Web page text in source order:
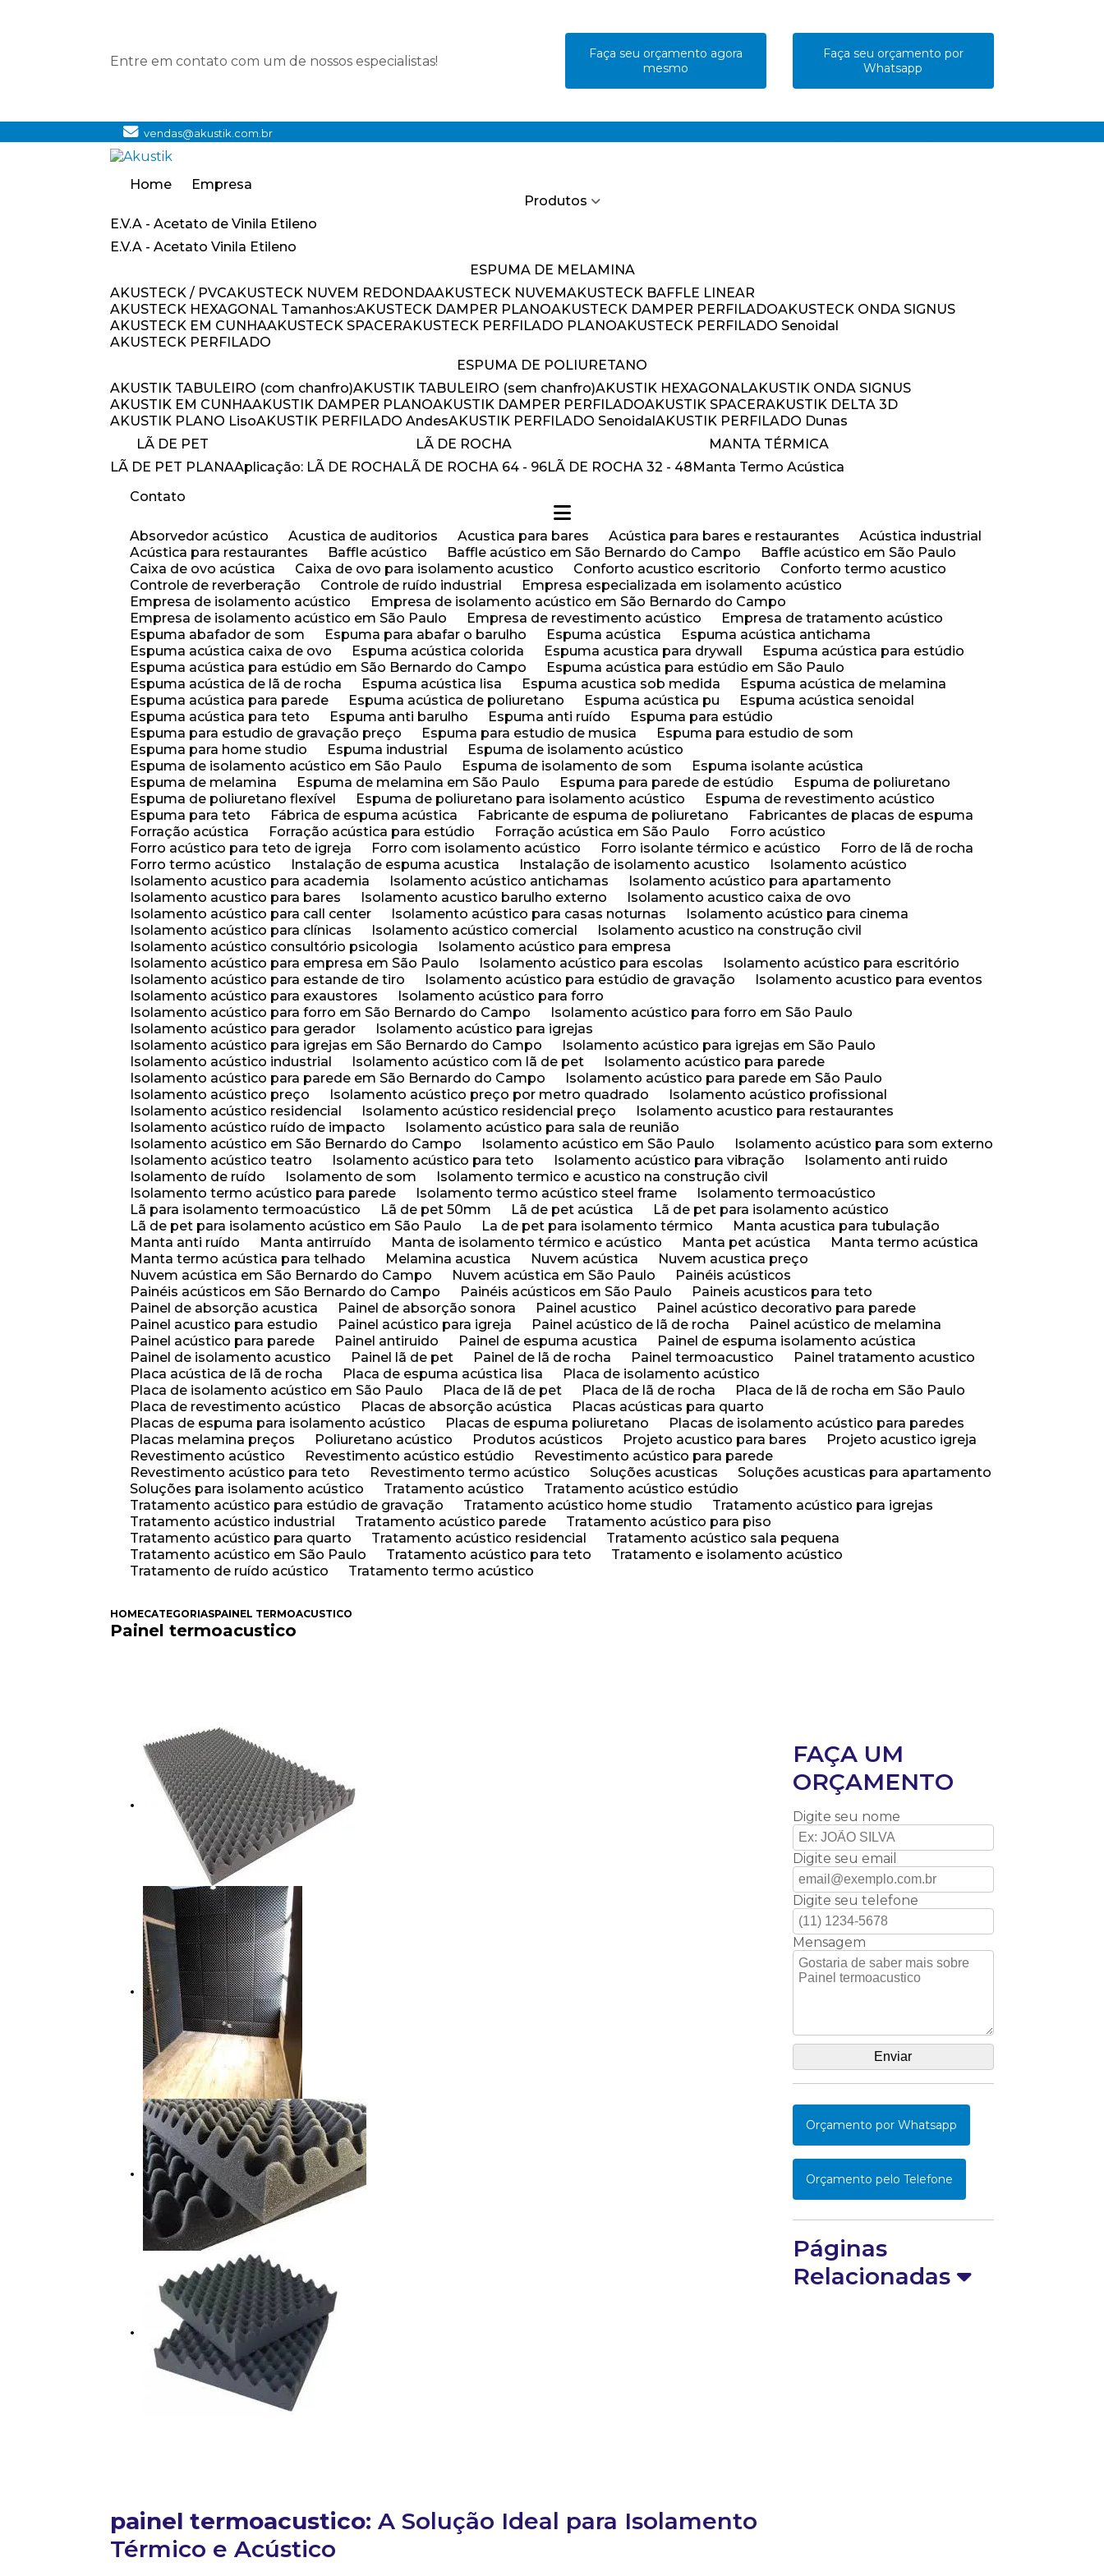
Entre em contato com um de nossos especialistas!
Faça seu orçamento agora
mesmo
Faça seu orçamento por
Whatsapp
vendas@akustik.com.br
Home
Empresa
Produtos
E.V.A - Acetato de Vinila Etileno
E.V.A - Acetato Vinila Etileno
ESPUMA DE MELAMINA
AKUSTECK / PVC
AKUSTECK NUVEM REDONDA AKUSTECK NUVEM
AKUSTECK BAFFLE LINEAR
AKUSTECK HEXAGONAL Tamanhos:
AKUSTECK DAMPER PLANO AKUSTECK DAMPER PERFILADO
AKUSTECK ONDA SIGNUS
AKUSTECK EM CUNHA
AKUSTECK SPACER AKUSTECK PERFILADO PLANO
AKUSTECK PERFILADO Senoidal
AKUSTECK PERFILADO
ESPUMA DE POLIURETANO
AKUSTIK TABULEIRO (com chanfro)
AKUSTIK TABULEIRO (sem chanfro) AKUSTIK HEXAGONAL
AKUSTIK ONDA SIGNUS
AKUSTIK EM CUNHA
AKUSTIK DAMPER PLANO AKUSTIK DAMPER PERFILADO AKUSTIK SPACER
AKUSTIK DELTA 3D
AKUSTIK PLANO Liso
AKUSTIK PERFILADO Andes AKUSTIK PERFILADO Senoidal
AKUSTIK PERFILADO Dunas
LÃ DE PET
LÃ DE PET PLANA
LÃ DE ROCHA
Aplicação: LÃ DE ROCHA LÃ DE ROCHA 64 - 96 LÃ DE ROCHA 32 - 48
MANTA TÉRMICA
Manta Termo Acústica
Contato
Absorvedor acústico Acustica de auditorios Acustica para bares Acústica para bares e restaurantes
Acústica industrial
Acústica para restaurantes
Baffle acústico Baffle acústico em São Bernardo do Campo
Baffle acústico em São Paulo
Caixa de ovo acústica
Caixa de ovo para isolamento acustico Conforto acustico escritorio
Conforto termo acustico
Controle de reverberação
Controle de ruído industrial
Empresa especializada em isolamento acústico
Empresa de isolamento acústico
Empresa de isolamento acústico em São Bernardo do Campo
Empresa de isolamento acústico em São Paulo
Empresa de revestimento acústico
Empresa de tratamento acústico
Espuma abafador de som
Espuma para abafar o barulho Espuma acústica
Espuma acústica antichama
Espuma acústica caixa de ovo
Espuma acústica colorida Espuma acustica para drywall
Espuma acústica para estúdio
Espuma acústica para estúdio em São Bernardo do Campo
Espuma acústica para estúdio em São Paulo
Espuma acústica de lã de rocha
Espuma acústica lisa Espuma acustica sob medida
Espuma acústica de melamina
Espuma acústica para parede
Espuma acústica de poliuretano Espuma acústica pu
Espuma acústica senoidal
Espuma acústica para teto
Espuma anti barulho Espuma anti ruído
Espuma para estúdio
Espuma para estudio de gravação preço
Espuma para estudio de musica
Espuma para estudio de som
Espuma para home studio
Espuma industrial
Espuma de isolamento acústico
Espuma de isolamento acústico em São Paulo
Espuma de isolamento de som
Espuma isolante acústica
Espuma de melamina
Espuma de melamina em São Paulo Espuma para parede de estúdio
Espuma de poliuretano
Espuma de poliuretano flexível
Espuma de poliuretano para isolamento acústico
Espuma de revestimento acústico
Espuma para teto
Fábrica de espuma acústica Fabricante de espuma de poliuretano
Fabricantes de placas de espuma
Forração acústica
Forração acústica para estúdio Forração acústica em São Paulo
Forro acústico
Forro acústico para teto de igreja
Forro com isolamento acústico Forro isolante térmico e acústico
Forro de lã de rocha
Forro termo acústico
Instalação de espuma acustica Instalação de isolamento acustico
Isolamento acústico
Isolamento acustico para academia
Isolamento acústico antichamas
Isolamento acústico para apartamento
Isolamento acustico para bares
Isolamento acustico barulho externo
Isolamento acustico caixa de ovo
Isolamento acústico para call center
Isolamento acústico para casas noturnas
Isolamento acústico para cinema
Isolamento acústico para clínicas
Isolamento acústico comercial
Isolamento acustico na construção civil
Isolamento acústico consultório psicologia
Isolamento acústico para empresa
Isolamento acústico para empresa em São Paulo
Isolamento acústico para escolas
Isolamento acústico para escritório
Isolamento acústico para estande de tiro
Isolamento acústico para estúdio de gravação
Isolamento acustico para eventos
Isolamento acústico para exaustores
Isolamento acústico para forro
Isolamento acústico para forro em São Bernardo do Campo
Isolamento acústico para forro em São Paulo
Isolamento acústico para gerador
Isolamento acústico para igrejas
Isolamento acústico para igrejas em São Bernardo do Campo
Isolamento acústico para igrejas em São Paulo
Isolamento acústico industrial
Isolamento acústico com lã de pet
Isolamento acústico para parede
Isolamento acústico para parede em São Bernardo do Campo
Isolamento acústico para parede em São Paulo
Isolamento acústico preço
Isolamento acústico preço por metro quadrado
Isolamento acústico profissional
Isolamento acústico residencial
Isolamento acústico residencial preço
Isolamento acustico para restaurantes
Isolamento acústico ruído de impacto
Isolamento acústico para sala de reunião
Isolamento acústico em São Bernardo do Campo
Isolamento acústico em São Paulo
Isolamento acústico para som externo
Isolamento acústico teatro
Isolamento acústico para teto Isolamento acústico para vibração
Isolamento anti ruido
Isolamento de ruído
Isolamento de som
Isolamento termico e acustico na construção civil
Isolamento termo acústico para parede
Isolamento termo acústico steel frame
Isolamento termoacústico
Lã para isolamento termoacústico
Lã de pet 50mm Lã de pet acústica
Lã de pet para isolamento acústico
Lã de pet para isolamento acústico em São Paulo
La de pet para isolamento térmico
Manta acustica para tubulação
Manta anti ruído
Manta antirruído Manta de isolamento térmico e acústico Manta pet acústica
Manta termo acústica
Manta termo acústica para telhado
Melamina acustica Nuvem acústica
Nuvem acustica preço
Nuvem acústica em São Bernardo do Campo
Nuvem acústica em São Paulo
Painéis acústicos
Painéis acústicos em São Bernardo do Campo
Painéis acústicos em São Paulo
Paineis acusticos para teto
Painel de absorção acustica
Painel de absorção sonora Painel acustico
Painel acústico decorativo para parede
Painel acustico para estudio
Painel acústico para igreja Painel acústico de lã de rocha
Painel acústico de melamina
Painel acústico para parede
Painel antiruido Painel de espuma acustica
Painel de espuma isolamento acústica
Painel de isolamento acustico
Painel lã de pet Painel de lã de rocha Painel termoacustico
Painel tratamento acustico
Placa acústica de lã de rocha
Placa de espuma acústica lisa
Placa de isolamento acústico
Placa de isolamento acústico em São Paulo
Placa de lã de pet Placa de lã de rocha
Placa de lã de rocha em São Paulo
Placa de revestimento acústico
Placas de absorção acústica
Placas acústicas para quarto
Placas de espuma para isolamento acústico
Placas de espuma poliuretano
Placas de isolamento acústico para paredes
Placas melamina preços
Poliuretano acústico Produtos acústicos Projeto acustico para bares
Projeto acustico igreja
Revestimento acústico
Revestimento acústico estúdio
Revestimento acústico para parede
Revestimento acústico para teto
Revestimento termo acústico Soluções acusticas
Soluções acusticas para apartamento
Soluções para isolamento acústico
Tratamento acústico
Tratamento acústico estúdio
Tratamento acústico para estúdio de gravação
Tratamento acústico home studio
Tratamento acústico para igrejas
Tratamento acústico industrial
Tratamento acústico parede
Tratamento acústico para piso
Tratamento acústico para quarto
Tratamento acústico residencial
Tratamento acústico sala pequena
Tratamento acústico em São Paulo
Tratamento acústico para teto
Tratamento e isolamento acústico
Tratamento de ruído acústico
Tratamento termo acústico
HOMECATEGORIASPAINEL TERMOACUSTICO
Painel termoacustico
painel termoacustico: A Solução Ideal para Isolamento
Térmico e Acústico
FAÇA UM
ORÇAMENTO
Digite seu nome
Digite seu email
Digite seu telefone
Mensagem
Orçamento por Whatsapp
Orçamento pelo Telefone
Páginas
Relacionadas